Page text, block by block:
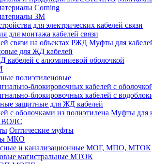
Corning
3M
для электрических кабелей связи
для монтажа кабелей связи
Муфты для
для ЖД кабелей
с алюминиевой оболочкой
полиэтиленовые
блокировочных кабелей с
блокировочных кабелей с
защитные для ЖД кабелей
Муфты для
ВОЛС
Оптические муфты
МКО
и канализационные МОГ, МПО, МТОК
магистральные МТОК